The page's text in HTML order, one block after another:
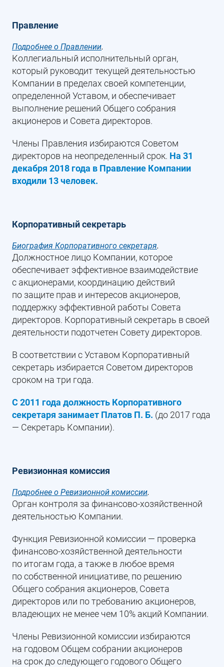
Правление
Подробнее о Правлении.
Коллегиальный исполнительный орган,
который руководит текущей деятельностью
Компании в пределах своей компетенции,
определенной Уставом, и обеспечивает
выполнение решений Общего собрания
акционеров и Совета директоров.
Члены Правления избираются Советом
директоров на неопределенный срок. На 31
декабря 2018 года в Правление Компании
входили 13 человек.
Корпоративный секретарь
Биография Корпоративного секретаря.
Должностное лицо Компании, которое
обеспечивает эффективное взаимодействие
с акционерами, координацию действий
по защите прав и интересов акционеров,
поддержку эффективной работы Совета
директоров. Корпоративный секретарь в своей
деятельности подотчетен Совету директоров.
В соответствии с Уставом Корпоративный
секретарь избирается Советом директоров
сроком на три года.
С 2011 года должность Корпоративного
секретаря занимает Платов П. Б. (до 2017 года
— Секретарь Компании).
Ревизионная комиссия
Подробнее о Ревизионной комиссии.
Орган контроля за финансово-хозяйственной
деятельностью Компании.
Функция Ревизионной комиссии — проверка
финансово-хозяйственной деятельности
по итогам года, а также в любое время
по собственной инициативе, по решению
Общего собрания акционеров, Совета
директоров или по требованию акционеров,
владеющих не менее чем 10% акций Компании.
Члены Ревизионной комиссии избираются
на годовом Общем собрании акционеров
на срок до следующего годового Общего